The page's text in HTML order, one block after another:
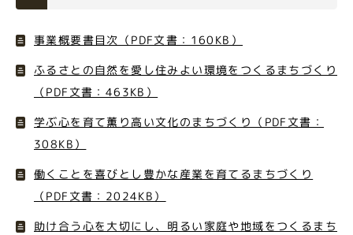
事業概要書目次（PDF文書：160KB）
ふるさとの自然を愛し住みよい環境をつくるまちづくり
（PDF文書：463KB）
学ぶ心を育て薫り高い文化のまちづくり（PDF文書：
308KB）
働くことを喜びとし豊かな産業を育てるまちづくり
（PDF文書：2024KB）
助け合う心を大切にし、明るい家庭や地域をつくるまち